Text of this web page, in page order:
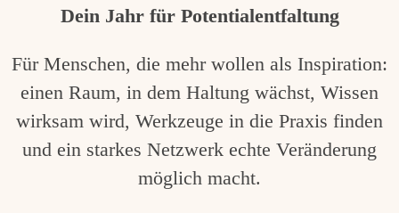
Dein Jahr für Potentialentfaltung
Für Menschen, die mehr wollen als Inspiration:
einen Raum, in dem Haltung wächst, Wissen
wirksam wird, Werkzeuge in die Praxis finden
und ein starkes Netzwerk echte Veränderung
möglich macht.